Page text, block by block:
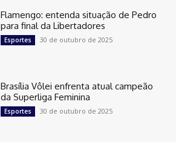
Flamengo: entenda situação de Pedro
para final da Libertadores
Esportes 30 de outubro de 2025
Brasília Vôlei enfrenta atual campeão
da Superliga Feminina
Esportes 30 de outubro de 2025